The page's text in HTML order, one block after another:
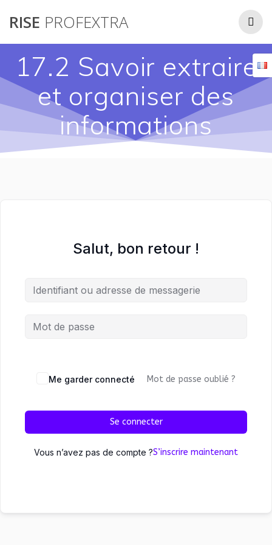
RISE PROFEXTRA
17.2 Savoir extraire
et organiser des
informations
Salut, bon retour !
Me garder connecté Mot de passe oublié ?
Se connecter
Vous n’avez pas de compte ?S’inscrire maintenant